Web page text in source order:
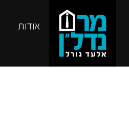
אודות